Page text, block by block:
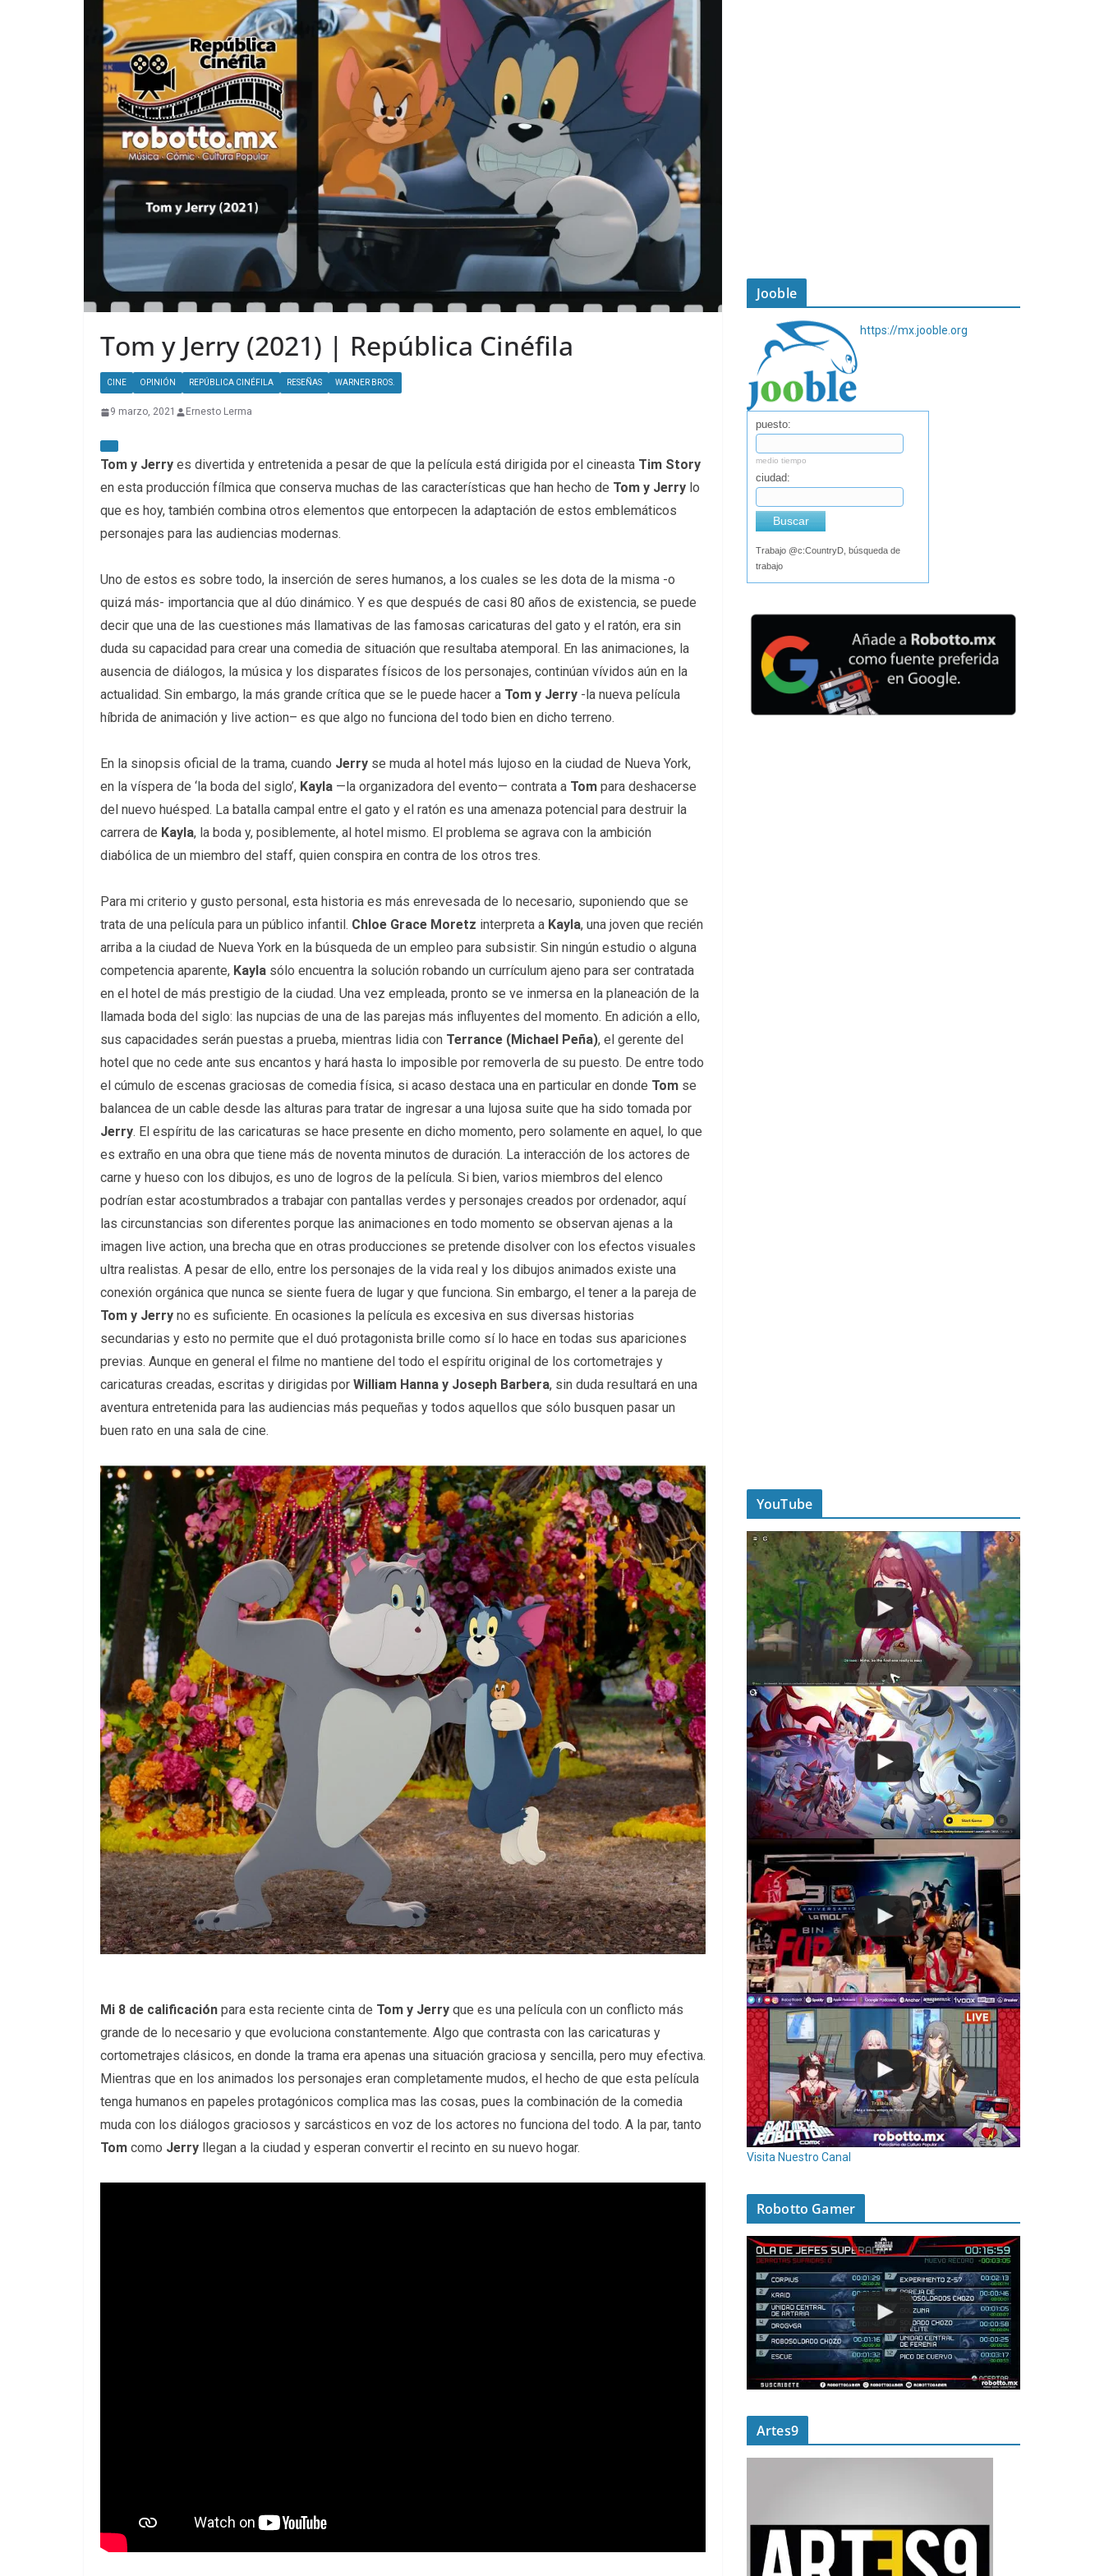
Tom y Jerry (2021) | República Cinéfila
CINE OPINIÓN REPÚBLICA CINÉFILA RESEÑAS WARNER BROS.
9 marzo, 2021 Ernesto Lerma
Tom y Jerry es divertida y entretenida a pesar de que la película está dirigida por el cineasta Tim Story
en esta producción fílmica que conserva muchas de las características que han hecho de Tom y Jerry lo
que es hoy, también combina otros elementos que entorpecen la adaptación de estos emblemáticos
personajes para las audiencias modernas.
Uno de estos es sobre todo, la inserción de seres humanos, a los cuales se les dota de la misma -o
quizá más- importancia que al dúo dinámico. Y es que después de casi 80 años de existencia, se puede
decir que una de las cuestiones más llamativas de las famosas caricaturas del gato y el ratón, era sin
duda su capacidad para crear una comedia de situación que resultaba atemporal. En las animaciones, la
ausencia de diálogos, la música y los disparates físicos de los personajes, continúan vívidos aún en la
actualidad. Sin embargo, la más grande crítica que se le puede hacer a Tom y Jerry -la nueva película
híbrida de animación y live action– es que algo no funciona del todo bien en dicho terreno.
En la sinopsis oficial de la trama, cuando Jerry se muda al hotel más lujoso en la ciudad de Nueva York,
en la víspera de ‘la boda del siglo’, Kayla —la organizadora del evento— contrata a Tom para deshacerse
del nuevo huésped. La batalla campal entre el gato y el ratón es una amenaza potencial para destruir la
carrera de Kayla, la boda y, posiblemente, al hotel mismo. El problema se agrava con la ambición
diabólica de un miembro del staff, quien conspira en contra de los otros tres.
Para mi criterio y gusto personal, esta historia es más enrevesada de lo necesario, suponiendo que se
trata de una película para un público infantil. Chloe Grace Moretz interpreta a Kayla, una joven que recién
arriba a la ciudad de Nueva York en la búsqueda de un empleo para subsistir. Sin ningún estudio o alguna
competencia aparente, Kayla sólo encuentra la solución robando un currículum ajeno para ser contratada
en el hotel de más prestigio de la ciudad. Una vez empleada, pronto se ve inmersa en la planeación de la
llamada boda del siglo: las nupcias de una de las parejas más influyentes del momento. En adición a ello,
sus capacidades serán puestas a prueba, mientras lidia con Terrance (Michael Peña), el gerente del
hotel que no cede ante sus encantos y hará hasta lo imposible por removerla de su puesto. De entre todo
el cúmulo de escenas graciosas de comedia física, si acaso destaca una en particular en donde Tom se
balancea de un cable desde las alturas para tratar de ingresar a una lujosa suite que ha sido tomada por
Jerry. El espíritu de las caricaturas se hace presente en dicho momento, pero solamente en aquel, lo que
es extraño en una obra que tiene más de noventa minutos de duración. La interacción de los actores de
carne y hueso con los dibujos, es uno de logros de la película. Si bien, varios miembros del elenco
podrían estar acostumbrados a trabajar con pantallas verdes y personajes creados por ordenador, aquí
las circunstancias son diferentes porque las animaciones en todo momento se observan ajenas a la
imagen live action, una brecha que en otras producciones se pretende disolver con los efectos visuales
ultra realistas. A pesar de ello, entre los personajes de la vida real y los dibujos animados existe una
conexión orgánica que nunca se siente fuera de lugar y que funciona. Sin embargo, el tener a la pareja de
Tom y Jerry no es suficiente. En ocasiones la película es excesiva en sus diversas historias
secundarias y esto no permite que el duó protagonista brille como sí lo hace en todas sus apariciones
previas. Aunque en general el filme no mantiene del todo el espíritu original de los cortometrajes y
caricaturas creadas, escritas y dirigidas por William Hanna y Joseph Barbera, sin duda resultará en una
aventura entretenida para las audiencias más pequeñas y todos aquellos que sólo busquen pasar un
buen rato en una sala de cine.
Mi 8 de calificación para esta reciente cinta de Tom y Jerry que es una película con un conflicto más
grande de lo necesario y que evoluciona constantemente. Algo que contrasta con las caricaturas y
cortometrajes clásicos, en donde la trama era apenas una situación graciosa y sencilla, pero muy efectiva.
Mientras que en los animados los personajes eran completamente mudos, el hecho de que esta película
tenga humanos en papeles protagónicos complica mas las cosas, pues la combinación de la comedia
muda con los diálogos graciosos y sarcásticos en voz de los actores no funciona del todo. A la par, tanto
Tom como Jerry llegan a la ciudad y esperan convertir el recinto en su nuevo hogar.
Jooble
https://mx.jooble.org
puesto:
medio tiempo
ciudad:
Buscar
Trabajo @c:CountryD, búsqueda de
trabajo
YouTube
Visita Nuestro Canal
Robotto Gamer
Artes9